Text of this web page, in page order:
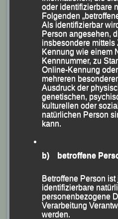
oder identifizierbare
Folgenden
Als identifizierbar
Person angesehen,
insbesondere
Kennung wie einem
Kennnummer, zu
Online-Kennung
mehreren
Ausdruck der
genetischen,
kulturellen oder
natürlichen Person
kann.
b) betroffene
Betroffene Person
identifizierbare
personenbezogene
Verarbeitung
werden.